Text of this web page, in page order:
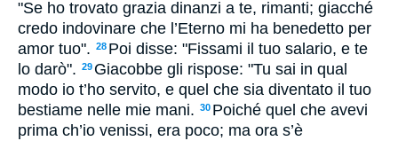
"Se ho trovato grazia dinanzi a te, rimanti; giacché
credo indovinare che l’Eterno mi ha benedetto per
amor tuo". 28 Poi disse: "Fissami il tuo salario, e te
lo darò". 29 Giacobbe gli rispose: "Tu sai in qual
modo io t’ho servito, e quel che sia diventato il tuo
bestiame nelle mie mani. 30 Poiché quel che avevi
prima ch’io venissi, era poco; ma ora s’è